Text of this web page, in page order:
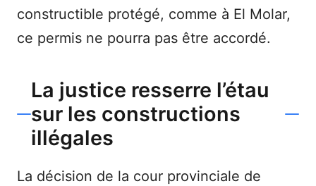
constructible protégé, comme à El Molar,
ce permis ne pourra pas être accordé.
La justice resserre l’étau
sur les constructions
illégales
La décision de la cour provinciale de